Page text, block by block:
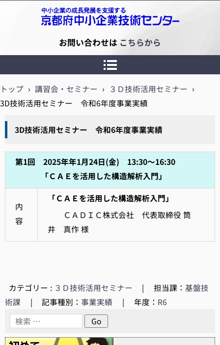
京都府中小企業技術センター
お問い合わせは こちらから
トップ › 講習会・セミナー › ３Ｄ技術活用セミナー ›
3D技術活用セミナー 令和6年度事業実績
3D技術活用セミナー 令和6年度事業実績
第1回 2025年年1月24日(金) 13:30～16:30
「ＣＡＥを活用した構造解析入門」
内
容
「ＣＡＥを活用した構造解析入門」
ＣＡＤＩＣ株式会社 代表取締役 筒
井 真作 様
カテゴリー : ３Ｄ技術活用セミナー | 担当課：基盤技
術課
| 記事種別：事業実績 | 年度： R6